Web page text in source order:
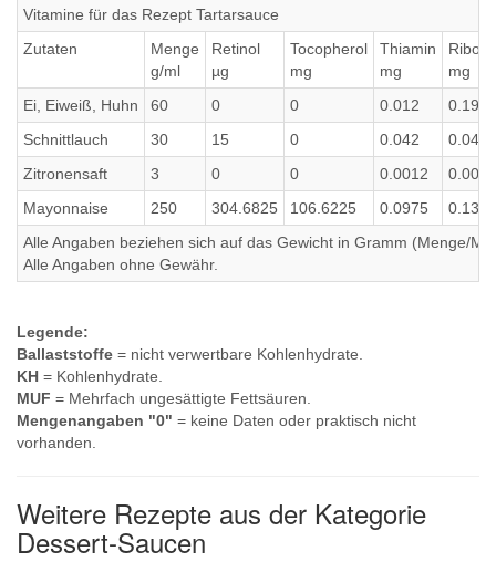
Vitamine für das Rezept Tartarsauce
Zutaten
Menge
g/ml
Retinol
µg
Tocopherol
mg
Thiamin
mg
mg
Ei, Eiweiß, Huhn
60 0 0 0.012
0.192
Schnittlauch
30 15 0 0.042
0.045
Zitronensaft
3 0 0 0.0012
0.0003
Mayonnaise
250 304.6825 106.6225 0.0975
0.135
Alle Angaben beziehen sich auf das Gewicht in Gramm (Menge/
Alle Angaben ohne Gewähr.
Legende:
Ballaststoffe = nicht verwertbare Kohlenhydrate.
KH = Kohlenhydrate.
MUF = Mehrfach ungesättigte Fettsäuren.
Mengenangaben "0" = keine Daten oder praktisch nicht
vorhanden.
Weitere Rezepte aus der Kategorie
Dessert-Saucen